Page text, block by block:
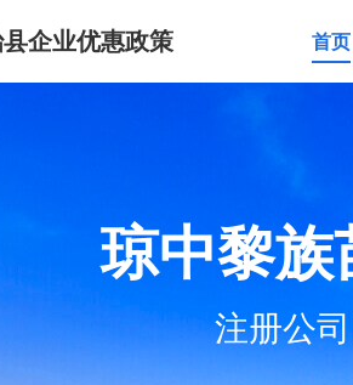
企业优惠政策 首页
琼中黎
注册公